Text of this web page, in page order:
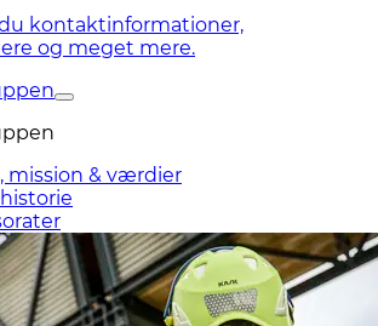
kontaktinformationer,
og meget mere.
mission & værdier